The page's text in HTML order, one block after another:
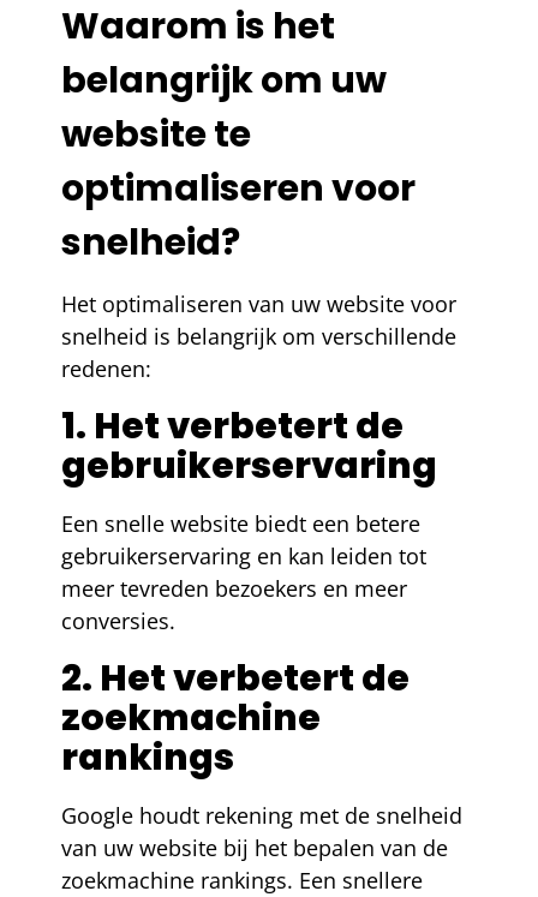
Waarom is het
belangrijk om uw
website te
optimaliseren voor
snelheid?
Het optimaliseren van uw website voor
snelheid is belangrijk om verschillende
redenen:
1. Het verbetert de
gebruikerservaring
Een snelle website biedt een betere
gebruikerservaring en kan leiden tot
meer tevreden bezoekers en meer
conversies.
2. Het verbetert de
zoekmachine
rankings
Google houdt rekening met de snelheid
van uw website bij het bepalen van de
zoekmachine rankings. Een snellere